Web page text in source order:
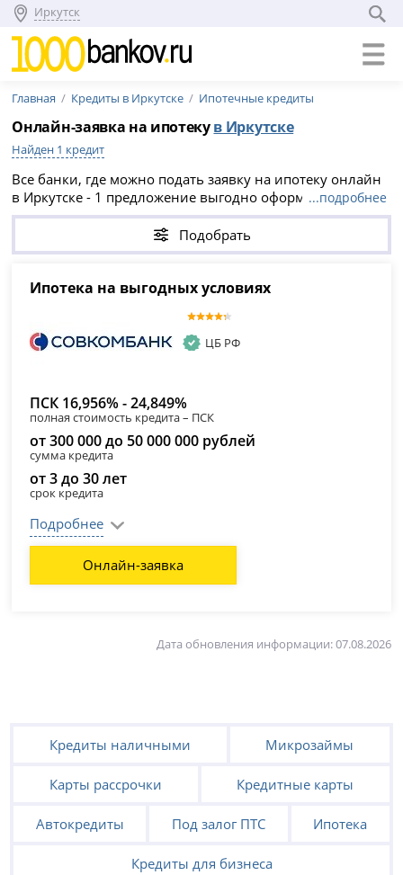
Иркутск
Главная Кредиты в Иркутске Ипотечные кредиты
Онлайн-заявка на ипотекув Иркутске
Найден 1 кредит
Все банки, где можно подать заявку на ипотеку онлайн
в Иркутске - 1 предложение выгодно оформить ипотеку
в 2026 году. Лучшие условия и процентные ставки по
ипотеке в банках Иркутска на август 2026 года здесь -
взять ипотеку онлайн.
...подробнее
Подобрать
Ипотека на выгодных условиях
ЦБ РФ
ПСК 16,956% - 24,849%
полная стоимость кредита – ПСК
от 300 000 до 50 000 000 рублей
сумма кредита
от 3 до 30 лет
срок кредита
Подробнее
Онлайн-заявка
Дата обновления информации: 07.08.2026
Кредиты наличными Микрозаймы
Карты рассрочки Кредитные карты
Автокредиты Под залог ПТС Ипотека
Кредиты для бизнеса